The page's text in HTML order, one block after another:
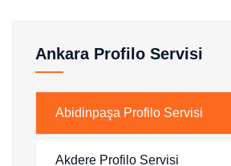
Ankara Profilo Servisi
Abidinpaşa Profilo Servisi
Akdere Profilo Servisi